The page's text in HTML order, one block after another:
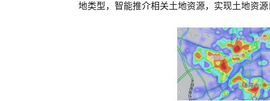
地类型，智能推介相关土地资源，实现土地资